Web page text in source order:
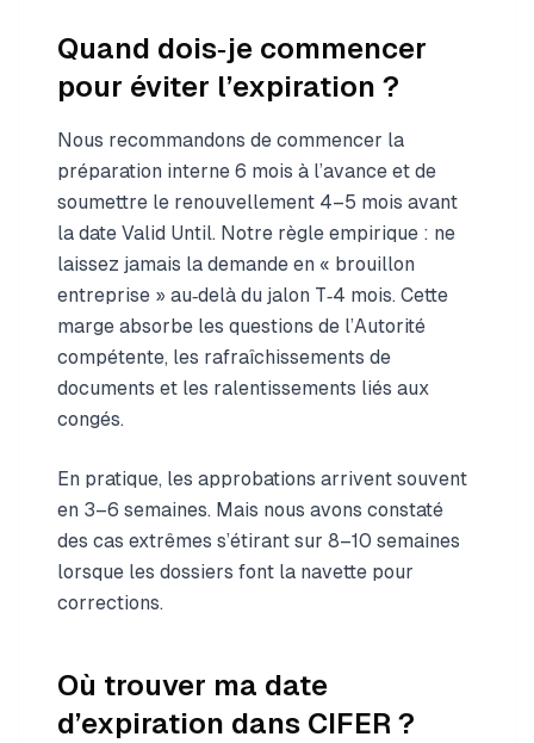
Quand dois‑je commencer
pour éviter l’expiration ?
Nous recommandons de commencer la
préparation interne 6 mois à l’avance et de
soumettre le renouvellement 4–5 mois avant
la date Valid Until. Notre règle empirique : ne
laissez jamais la demande en « brouillon
entreprise » au‑delà du jalon T‑4 mois. Cette
marge absorbe les questions de l’Autorité
compétente, les rafraîchissements de
documents et les ralentissements liés aux
congés.
En pratique, les approbations arrivent souvent
en 3–6 semaines. Mais nous avons constaté
des cas extrêmes s’étirant sur 8–10 semaines
lorsque les dossiers font la navette pour
corrections.
Où trouver ma date
d’expiration dans CIFER ?